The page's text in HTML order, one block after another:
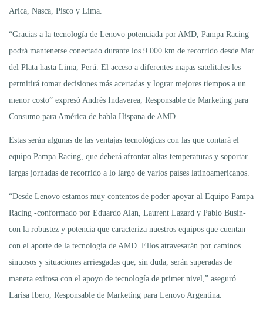
Arica, Nasca, Pisco y Lima.
“Gracias a la tecnología de Lenovo potenciada por AMD, Pampa Racing
podrá mantenerse conectado durante los 9.000 km de recorrido desde Mar
del Plata hasta Lima, Perú. El acceso a diferentes mapas satelitales les
permitirá tomar decisiones más acertadas y lograr mejores tiempos a un
menor costo” expresó Andrés Indaverea, Responsable de Marketing para
Consumo para América de habla Hispana de AMD.
Estas serán algunas de las ventajas tecnológicas con las que contará el
equipo Pampa Racing, que deberá afrontar altas temperaturas y soportar
largas jornadas de recorrido a lo largo de varios países latinoamericanos.
“Desde Lenovo estamos muy contentos de poder apoyar al Equipo Pampa
Racing -conformado por Eduardo Alan, Laurent Lazard y Pablo Busín-
con la robustez y potencia que caracteriza nuestros equipos que cuentan
con el aporte de la tecnología de AMD. Ellos atravesarán por caminos
sinuosos y situaciones arriesgadas que, sin duda, serán superadas de
manera exitosa con el apoyo de tecnología de primer nivel,” aseguró
Larisa Ibero, Responsable de Marketing para Lenovo Argentina.